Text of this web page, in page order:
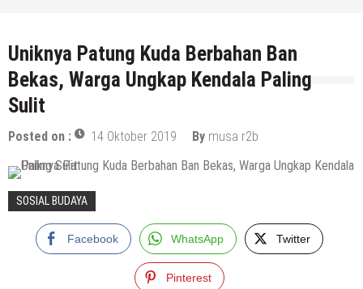
Uniknya Patung Kuda Berbahan Ban
Bekas, Warga Ungkap Kendala Paling
Sulit
Posted on : 14 Oktober 2019 By musa r2b
SOSIAL BUDAYA
Facebook WhatsApp Twitter
Pinterest